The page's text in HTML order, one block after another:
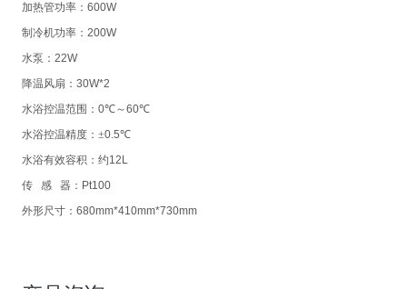
加热管功率： 600W
制冷机功率： 200W
水泵： 22W
降温风扇： 30W*2
水浴控温范围： 0℃～60℃
水浴控温精度：±0.5℃
水浴有效容积：约12L
传
感 器： Pt100
外形尺寸： 680mm*410mm*730mm